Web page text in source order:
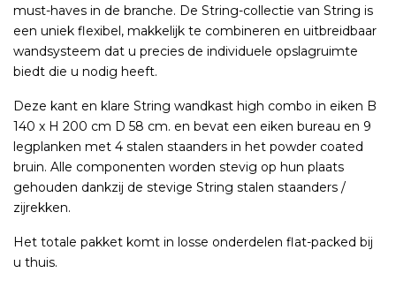
must-haves in de branche. De String-collectie van String is
een uniek flexibel, makkelijk te combineren en uitbreidbaar
wandsysteem dat u precies de individuele opslagruimte
biedt die u nodig heeft.
Deze kant en klare String wandkast high combo in eiken B
140 x H 200 cm D 58 cm. en bevat een eiken bureau en 9
legplanken met 4 stalen staanders in het powder coated
bruin. Alle componenten worden stevig op hun plaats
gehouden dankzij de stevige String stalen staanders /
zijrekken.
Het totale pakket komt in losse onderdelen flat-packed bij
u thuis.